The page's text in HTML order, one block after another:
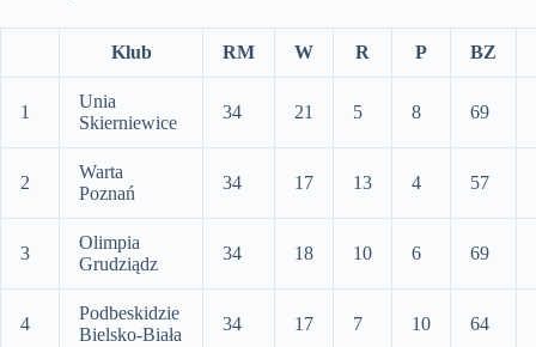
Klub RM W R P BZ
1
Unia
Skierniewice
34 21 5 8 69
2
Warta
Poznań
34 17 13 4 57
3
Olimpia
Grudziądz
34 18 10 6 69
4
Podbeskidzie
Bielsko-Biała
34 17 7 10 64